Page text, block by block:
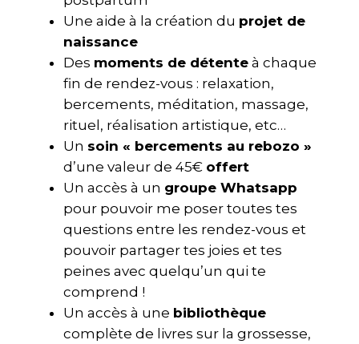
Une aide à la création du projet de
naissance
Des moments de détenteà chaque
fin de rendez-vous : relaxation,
bercements, méditation, massage,
rituel, réalisation artistique, etc…
Un soin « bercements au rebozo »
d’une valeur de 45€ offert
Un accès à un groupe Whatsapp
pour pouvoir me poser toutes tes
questions entre les rendez-vous et
pouvoir partager tes joies et tes
peines avec quelqu’un qui te
comprend !
Un accès à une bibliothèque
complète de livres sur la grossesse,